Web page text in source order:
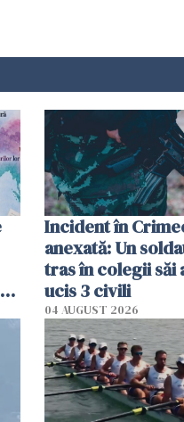
Incident în
anexată: Un
tras în colegii săi
ucis 3 civili
04 AUGUST 2026